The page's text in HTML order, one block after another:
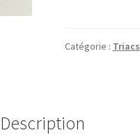
800BW
Catégorie : Triacs
Description